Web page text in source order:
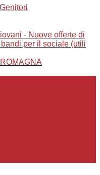
- Nuove offerte di
per il sociale (utili